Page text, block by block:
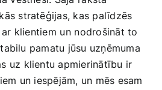
stratēģijas, kas palīdzēs
klientiem⁢ un ⁢nodrošināt to
​pamatu jūsu uzņēmuma
uz klientu‍ apmierinātību ir
un iespējām, ​un mēs ‍esam